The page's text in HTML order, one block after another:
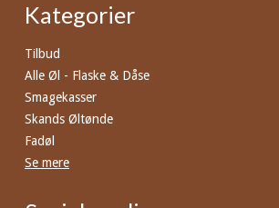
Kategorier
Tilbud
Alle Øl - Flaske & Dåse
Smagekasser
Skands Øltønde
Fadøl
Se mere